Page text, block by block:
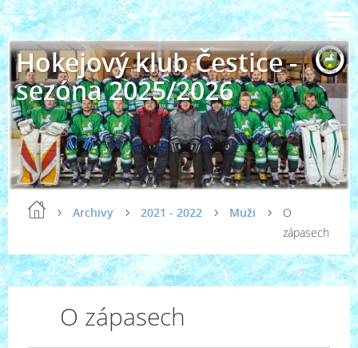
Hokejový klub Čestice -
sezóna 2025/2026
Archivy 2021 - 2022 Muži
O
zápasech
O zápasech